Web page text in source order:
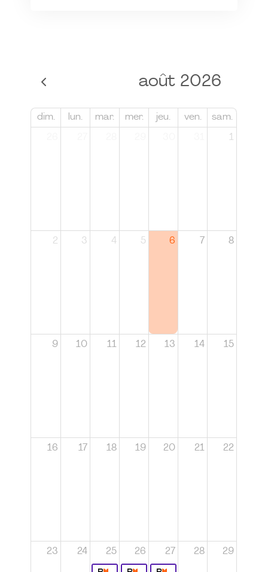
août 2026
dim. lun. mar. mer. jeu. ven. sam.
1
2 3 4 5 6 7 8
9 10 11 12 13 14 15
16 17 18 19 20 21 22
23 24 25 26 27 28 29